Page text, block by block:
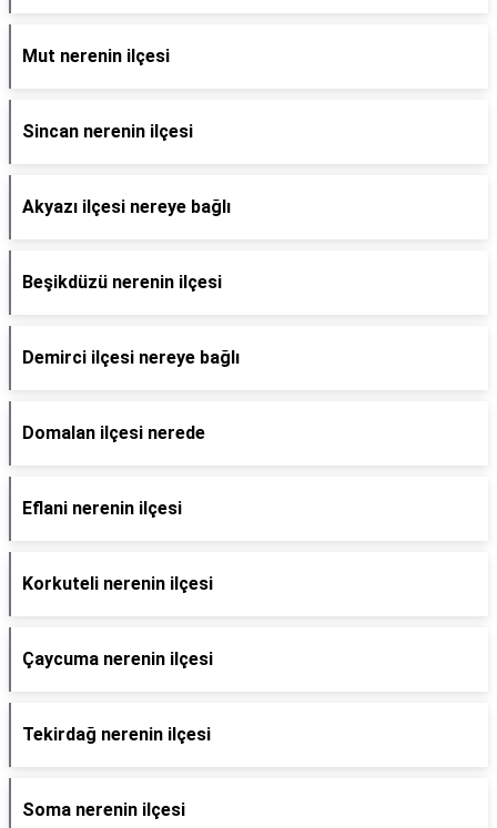
Mut nerenin ilçesi
Sincan nerenin ilçesi
Akyazı ilçesi nereye bağlı
Beşikdüzü nerenin ilçesi
Demirci ilçesi nereye bağlı
Domalan ilçesi nerede
Eflani nerenin ilçesi
Korkuteli nerenin ilçesi
Çaycuma nerenin ilçesi
Tekirdağ nerenin ilçesi
Soma nerenin ilçesi